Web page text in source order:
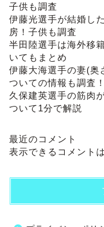
子供も調査
伊藤光選手が結婚し
房！子供も調査
半田陸選手は海外移
いてもまとめ
伊藤大海選手の妻(奥
ついての情報も調査！
久保建英選手の筋肉
ついて1分で解説
最近のコメント
表示できるコメント